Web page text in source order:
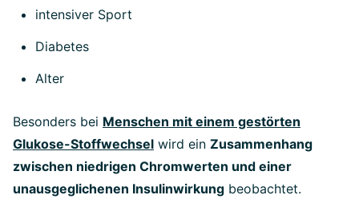
intensiver Sport
Diabetes
Alter
Besonders bei Menschen mit einem gestörten
Glukose-Stoffwechsel wird ein Zusammenhang
zwischen niedrigen Chromwerten und einer
unausgeglichenen Insulinwirkung beobachtet.